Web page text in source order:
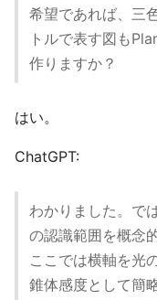
希望であれば、三
トルで表す図も
作りますか？
はい。
ChatGPT:
わかりました。で
の認識範囲を概念
ここでは横軸を光
錐体感度として簡